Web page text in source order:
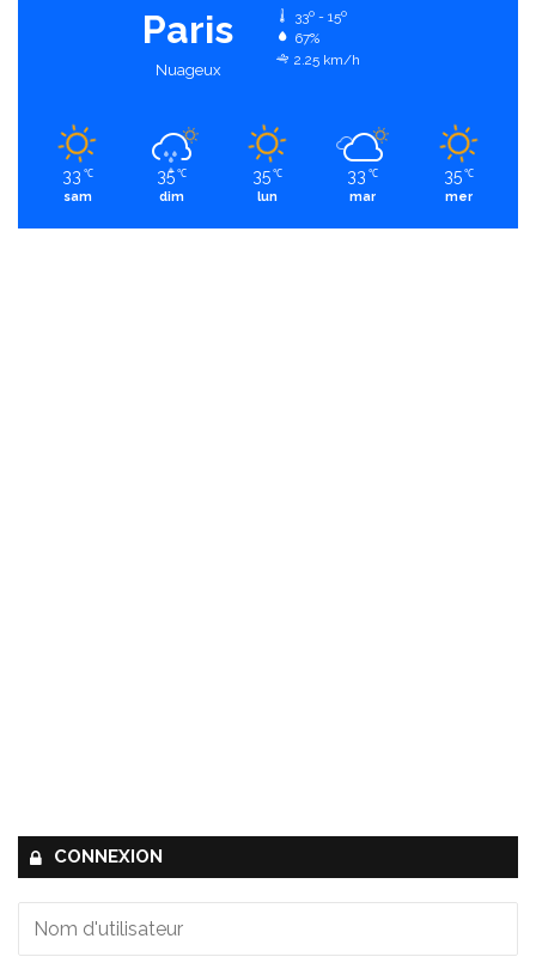
Paris
Nuageux
33º - 15º
67%
2.25 km/h
33 ℃
sam
35 ℃
dim
35 ℃
lun
33 ℃
mar
35 ℃
mer
CONNEXION